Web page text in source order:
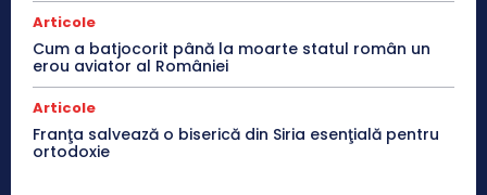
Articole
Cum a batjocorit până la moarte statul român un
erou aviator al României
Articole
Franţa salvează o biserică din Siria esenţială pentru
ortodoxie